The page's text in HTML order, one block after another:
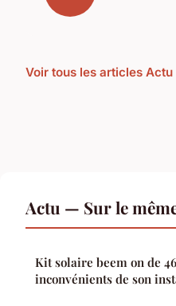
Voir tous les articles
Actu — Sur le
Kit solaire beem on de
inconvénients de son